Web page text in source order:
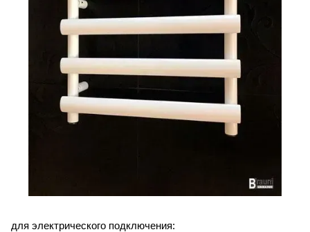
для электрического подключения: